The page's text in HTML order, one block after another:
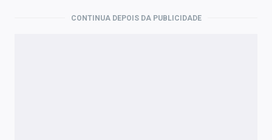
CONTINUA DEPOIS DA PUBLICIDADE